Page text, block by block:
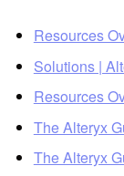
Resources
Solutions |
Resources
The Alteryx
The Alteryx